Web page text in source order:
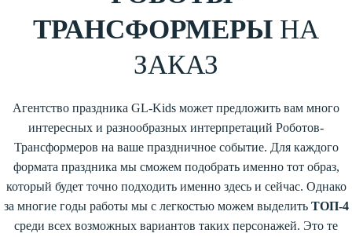
ТРАНСФОРМЕРЫ НА
ЗАКАЗ
Агентство праздника GL-Kids может предложить вам много
интересных и разнообразных интерпретаций Роботов-
Трансформеров на ваше праздничное событие. Для каждого
формата праздника мы сможем подобрать именно тот образ,
который будет точно подходить именно здесь и сейчас. Однако
за многие годы работы мы с легкостью можем выделить ТОП-4
среди всех возможных вариантов таких персонажей. Это те